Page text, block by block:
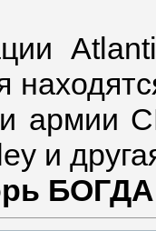
армии
и